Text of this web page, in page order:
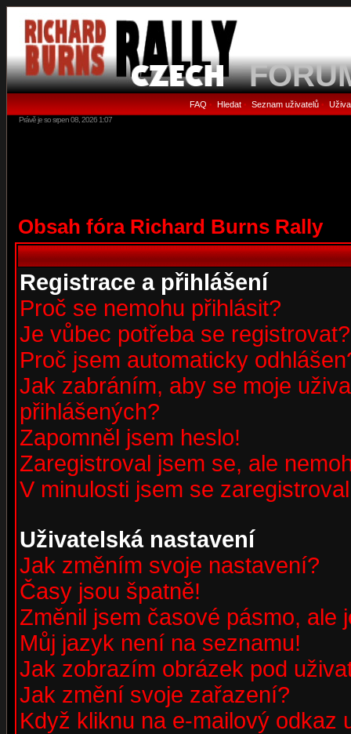
FAQ • Hledat• Seznam uživatelů•
Právě je so srpen 08, 2026 1:07
Obsah fóra Richard Burns Rally
Registrace a přihlášení
Proč se nemohu přihlásit?
Je vůbec potřeba se registrovat?
Proč jsem automaticky
Jak zabráním, aby se moje
přihlášených?
Zapomněl jsem heslo!
Zaregistroval jsem se, ale
V minulosti jsem se
Uživatelská nastavení
Jak změním svoje nastavení?
Časy jsou špatně!
Změnil jsem časové pásmo, ale
Můj jazyk není na seznamu!
Jak zobrazím obrázek pod
Jak změní svoje zařazení?
Když kliknu na e-mailový odkaz